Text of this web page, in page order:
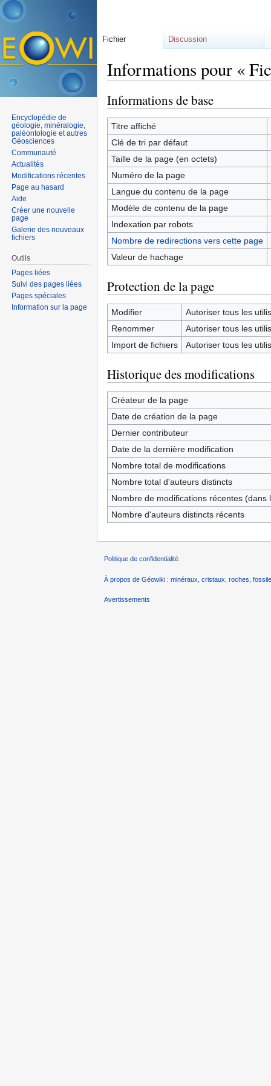
Informations pour «
Informations de base
Titre affiché
Clé de tri par défaut
Taille de la page (en octets)
Numéro de la page
Langue du contenu de la page
Modèle de contenu de la page
Indexation par robots
Nombre de redirections vers cette page
Valeur de hachage
Protection de la page
Modifier
Autoriser tous les
Renommer
Autoriser tous les
Import de fichiers
Autoriser tous les
Historique des modifications
Créateur de la page
Date de création de la page
Dernier contributeur
Date de la dernière modification
Nombre total de modifications
Nombre total d'auteurs distincts
Nombre de modifications récentes (dans
Nombre d'auteurs distincts récents
Fichier Discussion
Encyclopédie de
géologie, minéralogie,
paléontologie et autres
Géosciences
Communauté
Actualités
Modifications récentes
Page au hasard
Aide
Créer une nouvelle
page
Galerie des nouveaux
fichiers
Outils
Pages liées
Suivi des pages liées
Pages spéciales
Information sur la page
Politique de confidentialité
À propos de Géowiki : minéraux, cristaux, roches,
Avertissements